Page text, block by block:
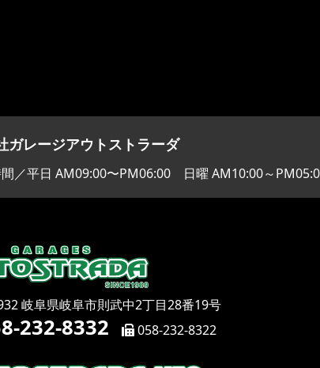
ガレージアウトストラーダ
／平日 AM09:00〜PM06:00 日曜 AM10:00～
岐阜県岐阜市則武中2丁目28番19号
232-8332 058-232-8322